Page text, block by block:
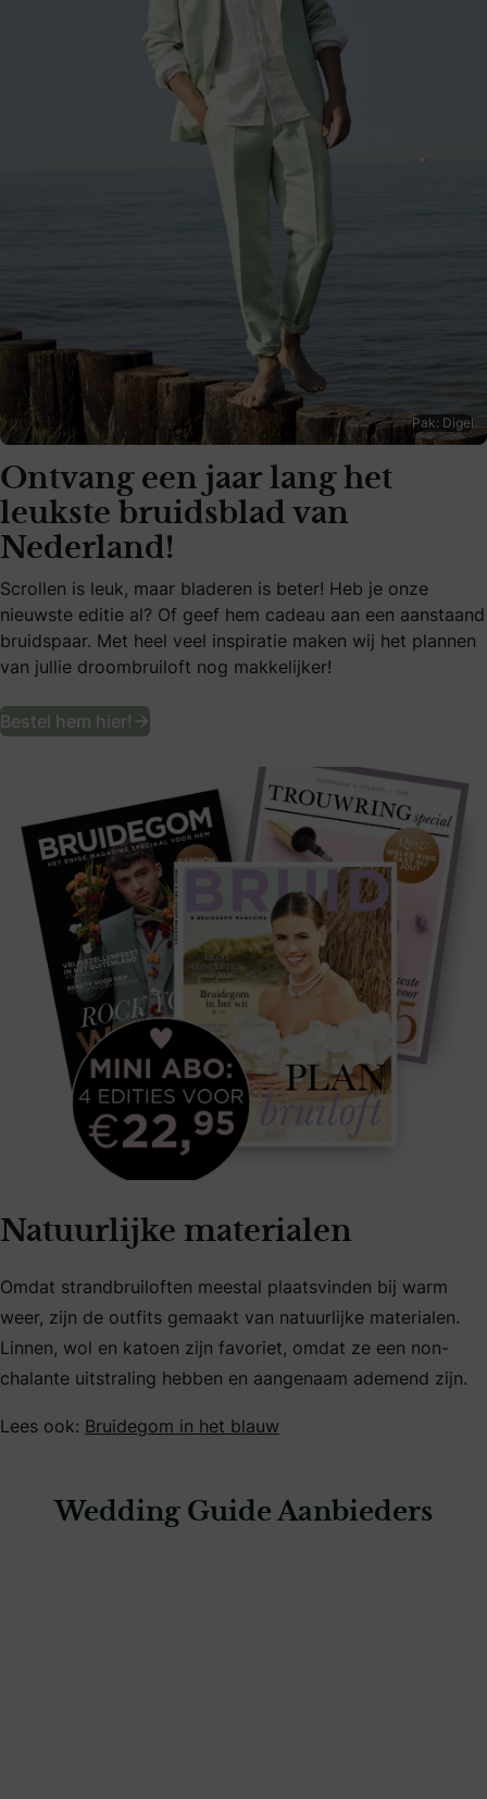
Pak: Digel
Ontvang een jaar lang het
leukste bruidsblad van
Nederland!
Scrollen is leuk, maar bladeren is beter! Heb je onze
nieuwste editie al? Of geef hem cadeau aan een aanstaand
bruidspaar. Met heel veel inspiratie maken wij het plannen
van jullie droombruiloft nog makkelijker!
Bestel hem hier! Ontvang een jaar lang het leukste
Natuurlijke materialen
Omdat strandbruiloften meestal plaatsvinden bij warm
weer, zijn de outfits gemaakt van natuurlijke materialen.
Linnen, wol en katoen zijn favoriet, omdat ze een non-
chalante uitstraling hebben en aangenaam ademend zijn.
Lees ook: Bruidegom in het blauw
Wedding Guide Aanbieders